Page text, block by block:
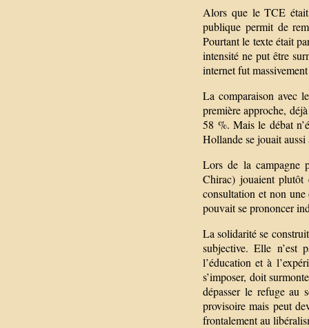
Alors que le TCE
publique permit de
Pourtant le texte était
intensité ne put être
internet fut
La comparaison avec
première approche,
58 %. Mais le débat
Hollande se jouait
Lors de la campagne
Chirac) jouaient
consultation et non une
pouvait se prononcer
La solidarité se
subjective. Elle n’est
l’éducation et à
s’imposer, doit
dépasser le refuge au
provisoire mais peut
frontalement au